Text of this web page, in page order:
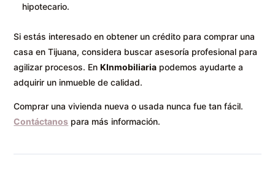
hipotecario.
Si estás interesado en obtener un crédito para comprar una
casa en Tijuana, considera buscar asesoría profesional para
agilizar procesos. EnKInmobiliaria podemos ayudarte a
adquirir un inmueble de calidad.
Comprar una vivienda nueva o usada nunca fue tan fácil.
Contáctanos para más información.